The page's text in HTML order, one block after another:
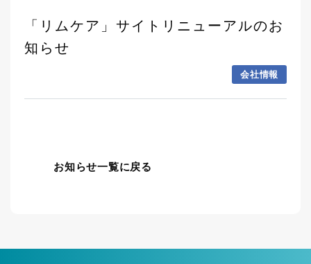
「リムケア」サイトリニューアルのお
知らせ
会社情報
お知らせ一覧に戻る